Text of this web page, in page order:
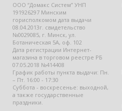
ООО “Домакс Систем” УНП
191926297 Минским
горисполкомом дата выдачи
08.04.2013г. свидетельство
№0029085, г. Минск, ул.
Ботаническая 5А, оф. 102
Дата регистрации Интернет-
магазина в торговом реестре РБ
07.05.2018 №414408
График работы пункта выдачи: Пн.
– Пт. 16:00 - 17:30
Суббота - воскресенье: выходной,
а также государственные
праздники.